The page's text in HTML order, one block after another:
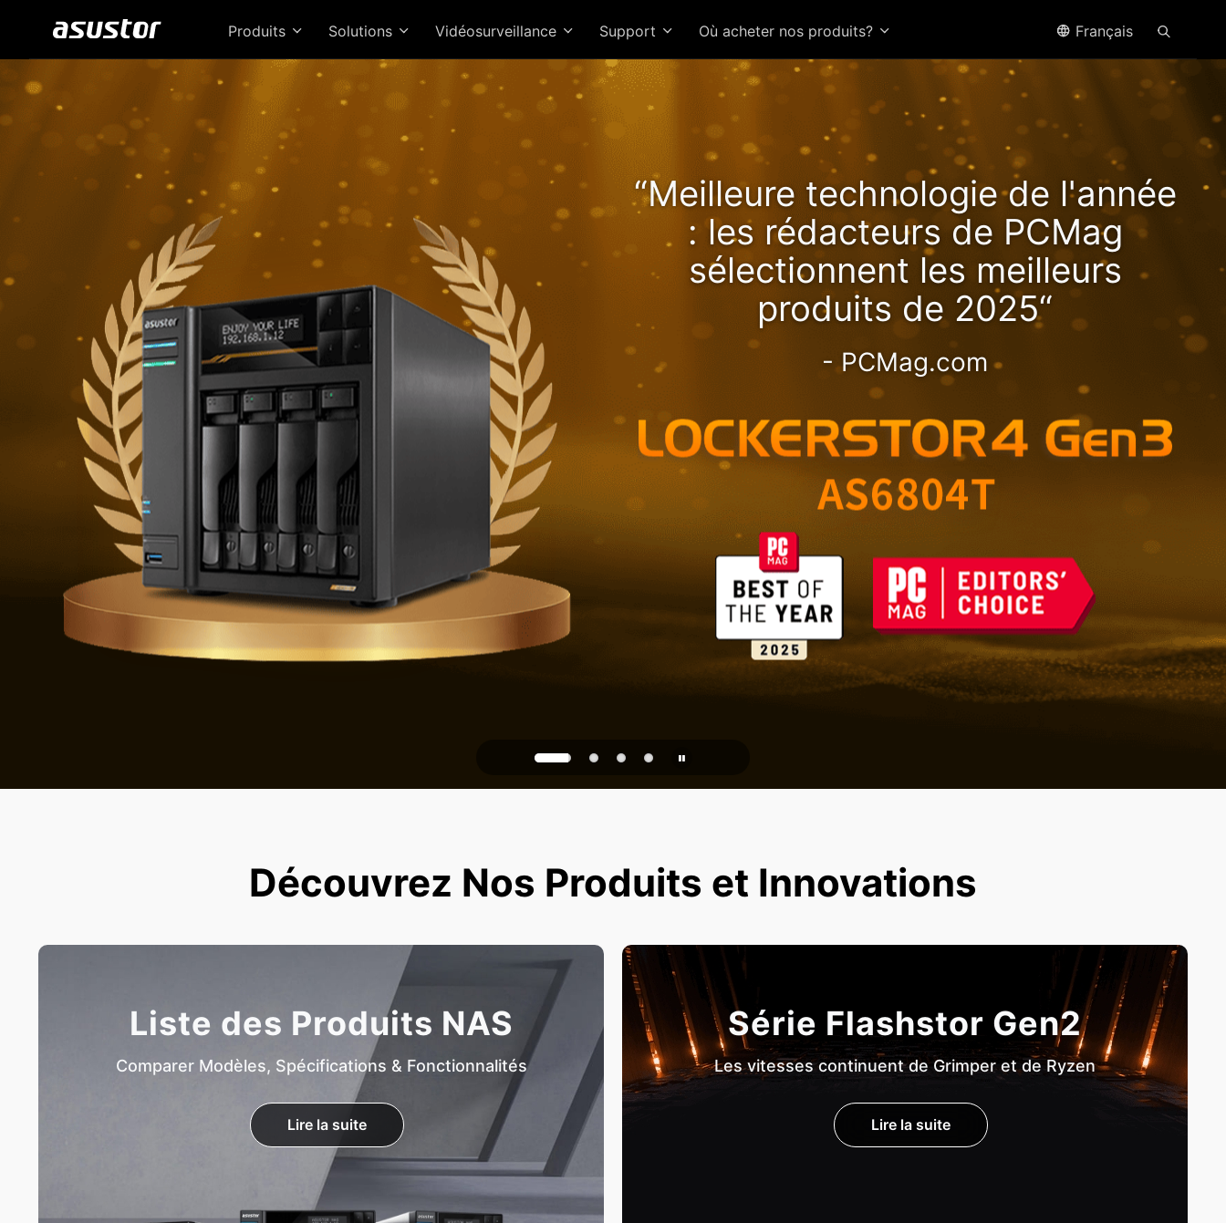
Produits Solutions Vidéosurveillance Support Où acheter nos produits? Français
“Meilleure technologie de l'année
: les rédacteurs de PCMag
sélectionnent les meilleurs
produits de 2025“
- PCMag.com
Le Lockerstor 24R Pro Gen2 offre
des performances croissantes
avec Ryzen !
NAS 2.5GbE haute valeur
Stockage fiable pour la maison et le
bureau
PQC Ready
Se défendre contre les attaques quantiques du futur
Découvrez Nos Produits et Innovations
Liste des Produits NAS
Comparer Modèles, Spécifications & Fonctionnalités
Lire la suite
Série Flashstor Gen2
Les vitesses continuent de Grimper et de Ryzen
Lire la suite